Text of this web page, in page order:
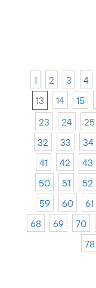
1 2 3 4
13
14 15
23
24 25
32
33 34
41
42 43
50
51 52
59
60 61
68
69 70
78